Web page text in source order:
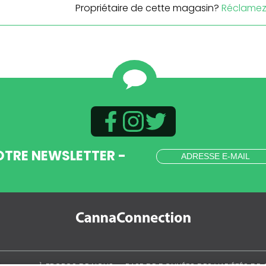
Propriétaire de cette magasin?
NEWSLETTER -